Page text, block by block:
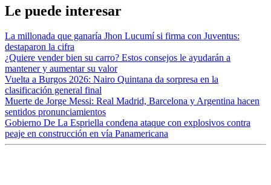
Le puede interesar
La millonada que ganaría Jhon Lucumí si firma con Juventus:
destaparon la cifra
¿Quiere vender bien su carro? Estos consejos le ayudarán a
mantener y aumentar su valor
Vuelta a Burgos 2026: Nairo Quintana da sorpresa en la
clasificación general final
Muerte de Jorge Messi: Real Madrid, Barcelona y Argentina hacen
sentidos pronunciamientos
Gobierno De La Espriella condena ataque con explosivos contra
peaje en construcción en vía Panamericana